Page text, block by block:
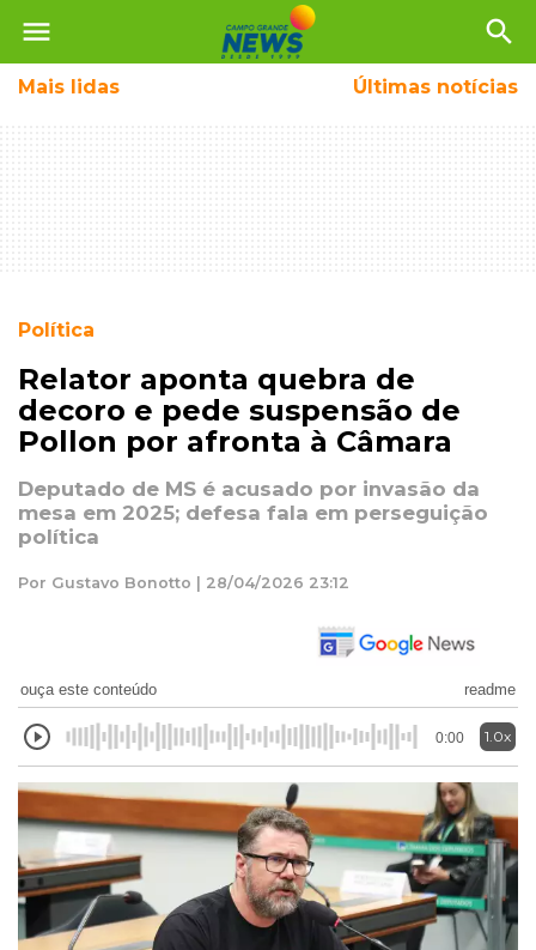
menu search
Mais lidas Últimas notícias
Política
Relator aponta quebra de
decoro e pede suspensão de
Pollon por afronta à Câmara
Deputado de MS é acusado por invasão da
mesa em 2025; defesa fala em perseguição
política
Por Gustavo Bonotto | 28/04/2026 23:12
ouça este conteúdo readme
0:00 1.0x